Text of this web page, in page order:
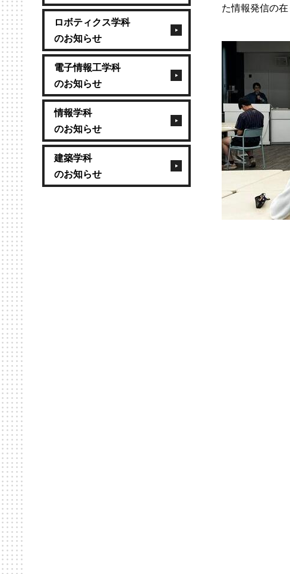
ロボティクス学科
のお知らせ
電子情報工学科
のお知らせ
情報学科
のお知らせ
建築学科
のお知らせ
た情報発信の